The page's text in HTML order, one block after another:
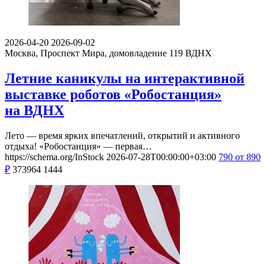
2026-04-20 2026-09-02
Москва, Проспект Мира, домовладение 119 ВДНХ
Летние каникулы на интерактивной
выставке роботов «Робостанция»
на ВДНХ
Лето — время ярких впечатлений, открытий и активного
отдыха! «Робостанция» — первая…
https://schema.org/InStock 2026-07-28T00:00:00+03:00 790 от 890
₽ 373964 1444